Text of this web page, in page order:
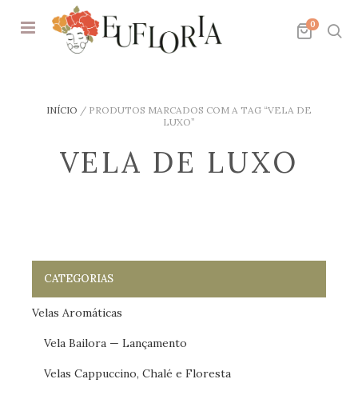
0
INÍCIO / PRODUTOS MARCADOS COM A TAG “VELA DE
LUXO”
VELA DE LUXO
CATEGORIAS
Velas Aromáticas
Vela Bailora — Lançamento
Velas Cappuccino, Chalé e Floresta